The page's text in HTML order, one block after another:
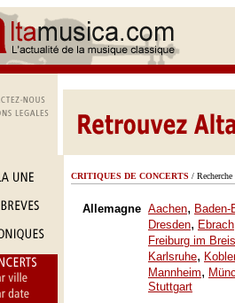
CRITIQUES DE CONCERTS /
Allemagne Aachen, Baden-
Dresden, Ebrach
Freiburg im
Karlsruhe,
Mannheim,
Stuttgart